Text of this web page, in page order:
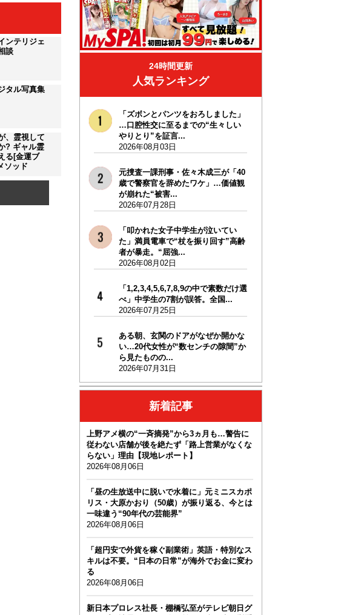
ンテリジェ
談
タル写真集
、霊視して
? ギャル霊
る[金運ブ
ソッド
24時間更新
人気ランキング
「ズボンとパンツをおろしました」
…口腔性交に至るまでの“生々しい
やりとり”を証言...
2026年08月03日
元捜査一課刑事・佐々木成三が「40
歳で警察官を辞めたワケ」…価値観
が崩れた“被害...
2026年07月28日
「叩かれた女子中学生が泣いてい
た」満員電車で“杖を振り回す”高齢
者が暴走。“屈強...
2026年08月02日
「1,2,3,4,5,6,7,8,9の中で素数だけ選
べ」中学生の7割が誤答。全国...
2026年07月25日
ある朝、玄関のドアがなぜか開かな
い…20代女性が“数センチの隙間”か
ら見たものの...
2026年07月31日
新着記事
上野アメ横の“一斉摘発”から3ヵ月も…警告に
従わない店舗が後を絶たず「路上営業がなくな
らない」理由【現地レポート】
2026年08月06日
「昼の生放送中に脱いで水着に」元ミニスカポ
リス・大原かおり（50歳）が振り返る、今とは
一味違う“90年代の芸能界”
2026年08月06日
「超円安で外貨を稼ぐ副業術」英語・特別なス
キルは不要。“日本の日常”が海外でお金に変わ
る
2026年08月06日
新日本プロレス社長・棚橋弘至がテレビ朝日グ